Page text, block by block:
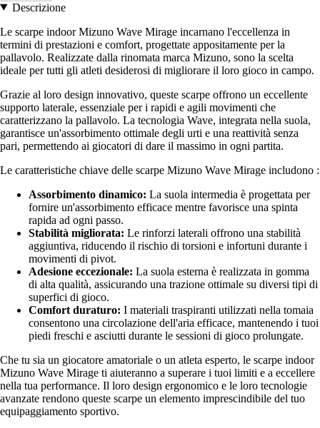
Descrizione
Le scarpe indoor Mizuno Wave Mirage incarnano l'eccellenza in
termini di prestazioni e comfort, progettate appositamente per la
pallavolo. Realizzate dalla rinomata marca Mizuno, sono la scelta
ideale per tutti gli atleti desiderosi di migliorare il loro gioco in campo.
Grazie al loro design innovativo, queste scarpe offrono un eccellente
supporto laterale, essenziale per i rapidi e agili movimenti che
caratterizzano la pallavolo. La tecnologia Wave, integrata nella suola,
garantisce un'assorbimento ottimale degli urti e una reattività senza
pari, permettendo ai giocatori di dare il massimo in ogni partita.
Le caratteristiche chiave delle scarpe Mizuno Wave Mirage includono :
Assorbimento dinamico: La suola intermedia è progettata per
fornire un'assorbimento efficace mentre favorisce una spinta
rapida ad ogni passo.
Stabilità migliorata: Le rinforzi laterali offrono una stabilità
aggiuntiva, riducendo il rischio di torsioni e infortuni durante i
movimenti di pivot.
Adesione eccezionale: La suola esterna è realizzata in gomma
di alta qualità, assicurando una trazione ottimale su diversi tipi di
superfici di gioco.
Comfort duraturo: I materiali traspiranti utilizzati nella tomaia
consentono una circolazione dell'aria efficace, mantenendo i tuoi
piedi freschi e asciutti durante le sessioni di gioco prolungate.
Che tu sia un giocatore amatoriale o un atleta esperto, le scarpe indoor
Mizuno Wave Mirage ti aiuteranno a superare i tuoi limiti e a eccellere
nella tua performance. Il loro design ergonomico e le loro tecnologie
avanzate rendono queste scarpe un elemento imprescindibile del tuo
equipaggiamento sportivo.